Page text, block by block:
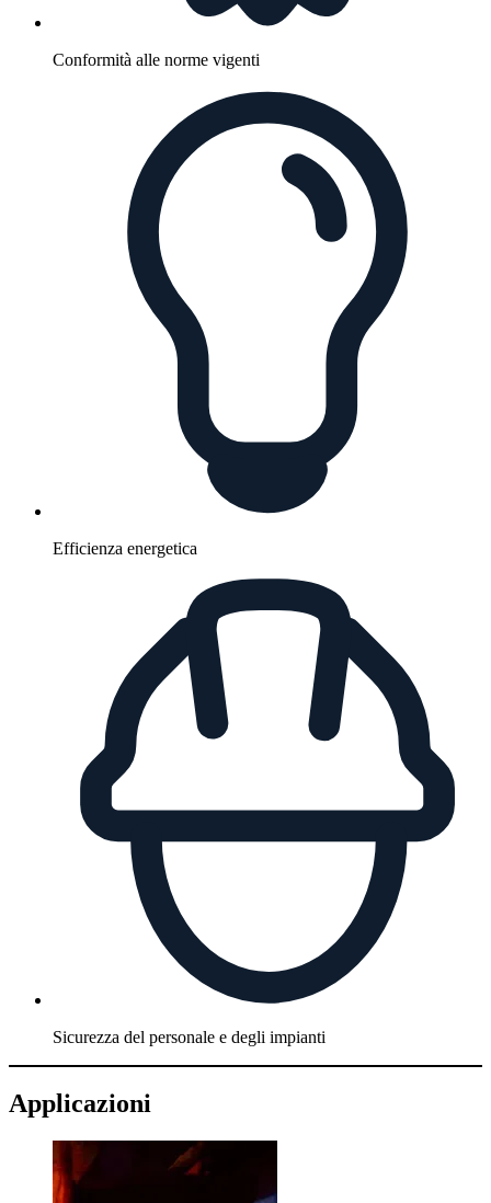
Conformità alle norme vigenti
Efficienza energetica
Sicurezza del personale e degli impianti
Applicazioni